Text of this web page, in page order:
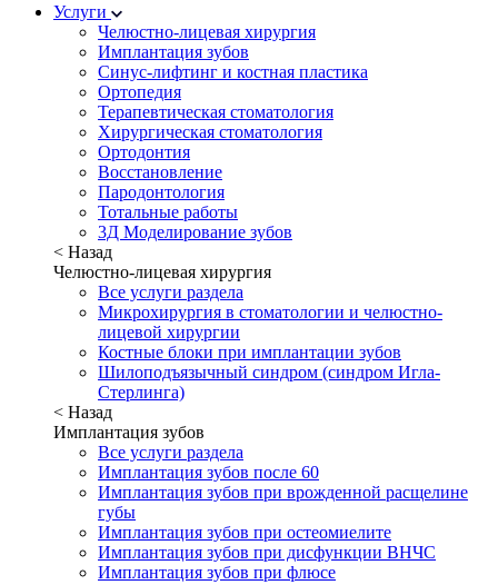
Услуги
Челюстно-лицевая хирургия
Имплантация зубов
Синус-лифтинг и костная пластика
Ортопедия
Терапевтическая стоматология
Хирургическая стоматология
Ортодонтия
Восстановление
Пародонтология
Тотальные работы
3Д Моделирование зубов
< Назад
Челюстно-лицевая хирургия
Все услуги раздела
Микрохирургия в стоматологии и челюстно-
лицевой хирургии
Костные блоки при имплантации зубов
Шилоподъязычный синдром (синдром Игла-
Стерлинга)
< Назад
Имплантация зубов
Все услуги раздела
Имплантация зубов после 60
Имплантация зубов при врожденной расщелине
губы
Имплантация зубов при остеомиелите
Имплантация зубов при дисфункции ВНЧС
Имплантация зубов при флюсе